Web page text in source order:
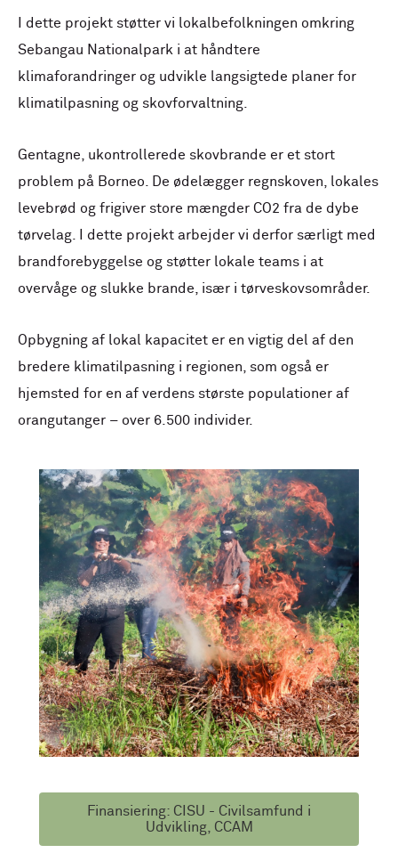
I dette projekt støtter vi lokalbefolkningen omkring
Sebangau Nationalpark i at håndtere
klimaforandringer og udvikle langsigtede planer for
klimatilpasning og skovforvaltning.
Gentagne, ukontrollerede skovbrande er et stort
problem på Borneo. De ødelægger regnskoven, lokales
levebrød og frigiver store mængder CO2 fra de dybe
tørvelag. I dette projekt arbejder vi derfor særligt med
brandforebyggelse og støtter lokale teams i at
overvåge og slukke brande, især i tørveskovsområder.
Opbygning af lokal kapacitet er en vigtig del af den
bredere klimatilpasning i regionen, som også er
hjemsted for en af verdens største populationer af
orangutanger – over 6.500 individer.
Finansiering: CISU - Civilsamfund i
Udvikling, CCAM